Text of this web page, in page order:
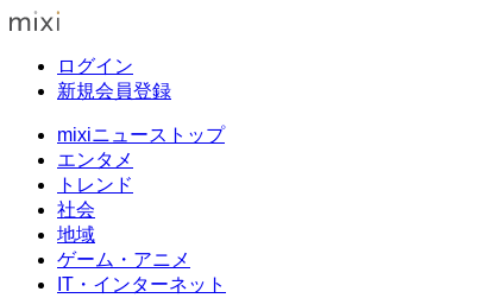
ログイン
新規会員登録
mixiニューストップ
エンタメ
トレンド
社会
地域
ゲーム・アニメ
IT・インターネット